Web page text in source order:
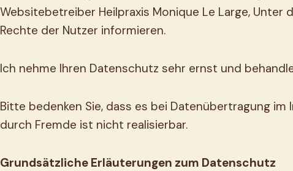
Websitebetreiber Heilpraxis Monique Le Large, Unter
Rechte der Nutzer informieren.
Ich nehme Ihren Datenschutz sehr ernst und
Bitte bedenken Sie, dass es bei Datenübertragung
durch Fremde ist nicht realisierbar.
Grundsätzliche Erläuterungen zum Datenschutz